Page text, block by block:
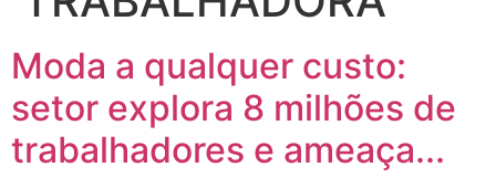
Moda a qualquer custo:
setor explora 8 milhões de
trabalhadores e ameaça...